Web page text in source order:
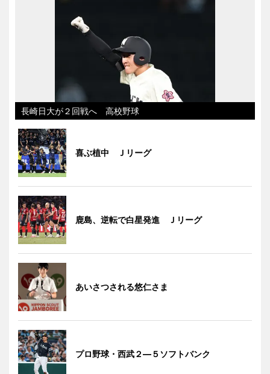
長崎日大が２回戦へ 高校野球
喜ぶ植中 Ｊリーグ
鹿島、逆転で白星発進 Ｊリーグ
あいさつされる悠仁さま
プロ野球・西武２―５ソフトバンク